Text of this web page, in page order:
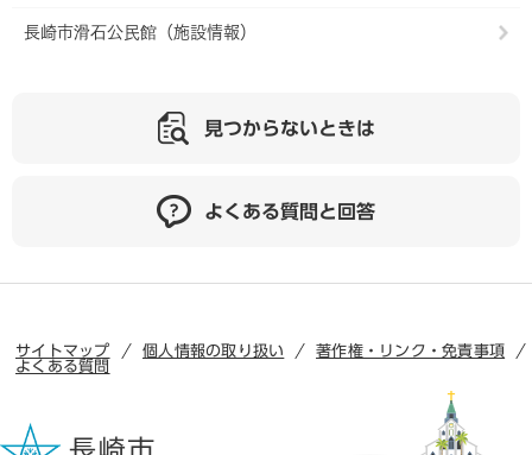
長崎市滑石公民館（施設情報）
見つからないときは
よくある質問と回答
サイトマップ 個人情報の取り扱い
著作権・リンク・免責事項
よくある質問